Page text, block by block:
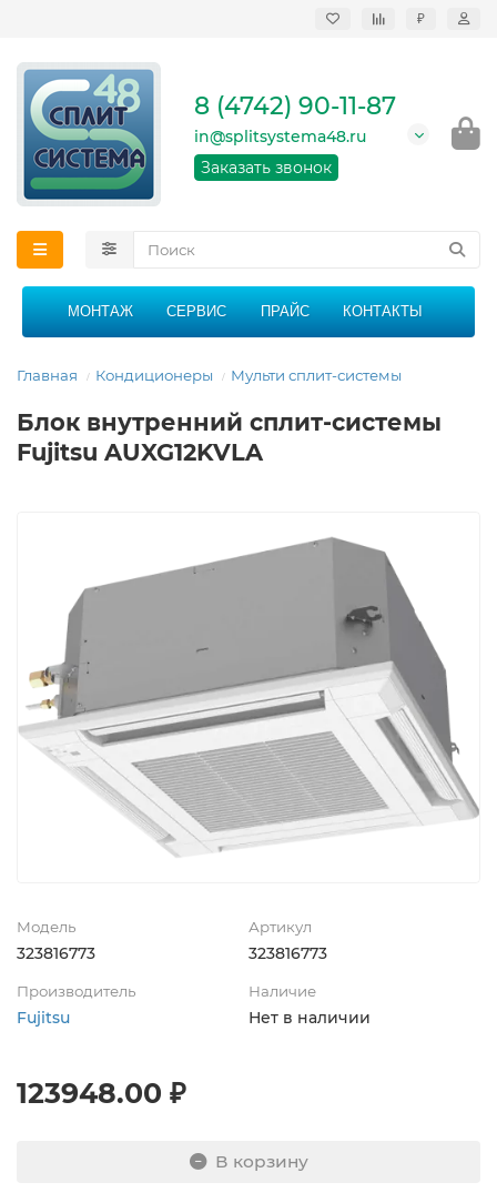
₽
кондиционеров в
области
График работы: 9:00 -
21:00 без перерыва и
8 (4742) 90-11-87
in@splitsystema48.ru
Заказать звонок
МОНТАЖ СЕРВИС ПРАЙС КОНТАКТЫ
Главная Кондиционеры Мульти сплит-системы
Блок внутренний сплит-системы
Fujitsu AUXG12KVLA
Модель
323816773
Артикул
323816773
Производитель
Fujitsu
Наличие
Нет в наличии
123948.00 ₽
В корзину